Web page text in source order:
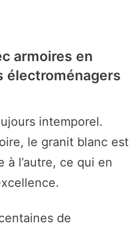
armoires en
électroménagers
intemporel.
le granit blanc est
à l’autre, ce qui en
de